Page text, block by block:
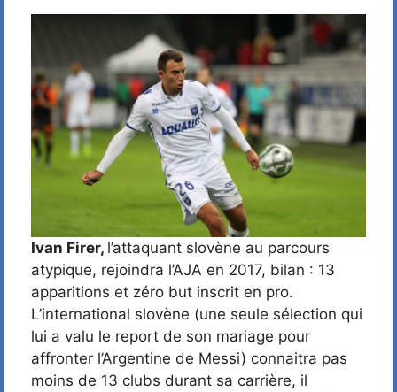
Ivan Firer, l’attaquant slovène au parcours
atypique, rejoindra l’AJA en 2017, bilan : 13
apparitions et zéro but inscrit en pro.
L’international slovène (une seule sélection qui
lui a valu le report de son mariage pour
affronter l’Argentine de Messi) connaitra pas
moins de 13 clubs durant sa carrière, il